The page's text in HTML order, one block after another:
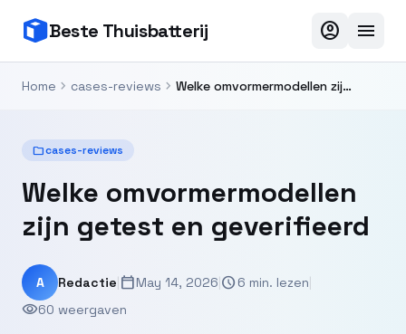
Beste Thuisbatterij account_circle menu
Home chevron_right cases-reviews chevron_right Welke omvormermodellen zijn getest en geverifieerd
foldercases-reviews
Welke omvormermodellen
zijn getest en geverifieerd
A Redactie calendar_todayMay 14, 2026 schedule6 min. lezen
visibility60 weergaven